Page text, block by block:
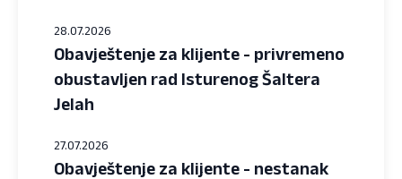
28.07.2026
Obavještenje za klijente - privremeno
obustavljen rad Isturenog Šaltera
Jelah
27.07.2026
Obavještenje za klijente - nestanak